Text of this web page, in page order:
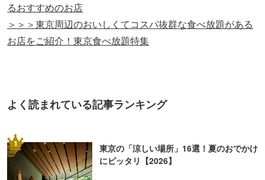
るおすすめのお店
＞＞＞東京周辺のおいしくてコスパ抜群な食べ放題がある
お店をご紹介！東京食べ放題特集
よく読まれている記事ランキング
1
東京の「涼しい場所」16選！夏のおでかけ
にピッタリ【2026】